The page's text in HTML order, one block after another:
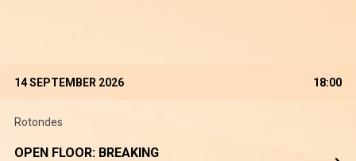
14 SEPTEMBER 2026 18:00
Rotondes
OPEN FLOOR: BREAKING